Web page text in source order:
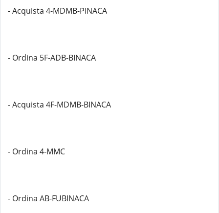
- Acquista 4-MDMB-PINACA
- Ordina 5F-ADB-BINACA
- Acquista 4F-MDMB-BINACA
- Ordina 4-MMC
- Ordina AB-FUBINACA